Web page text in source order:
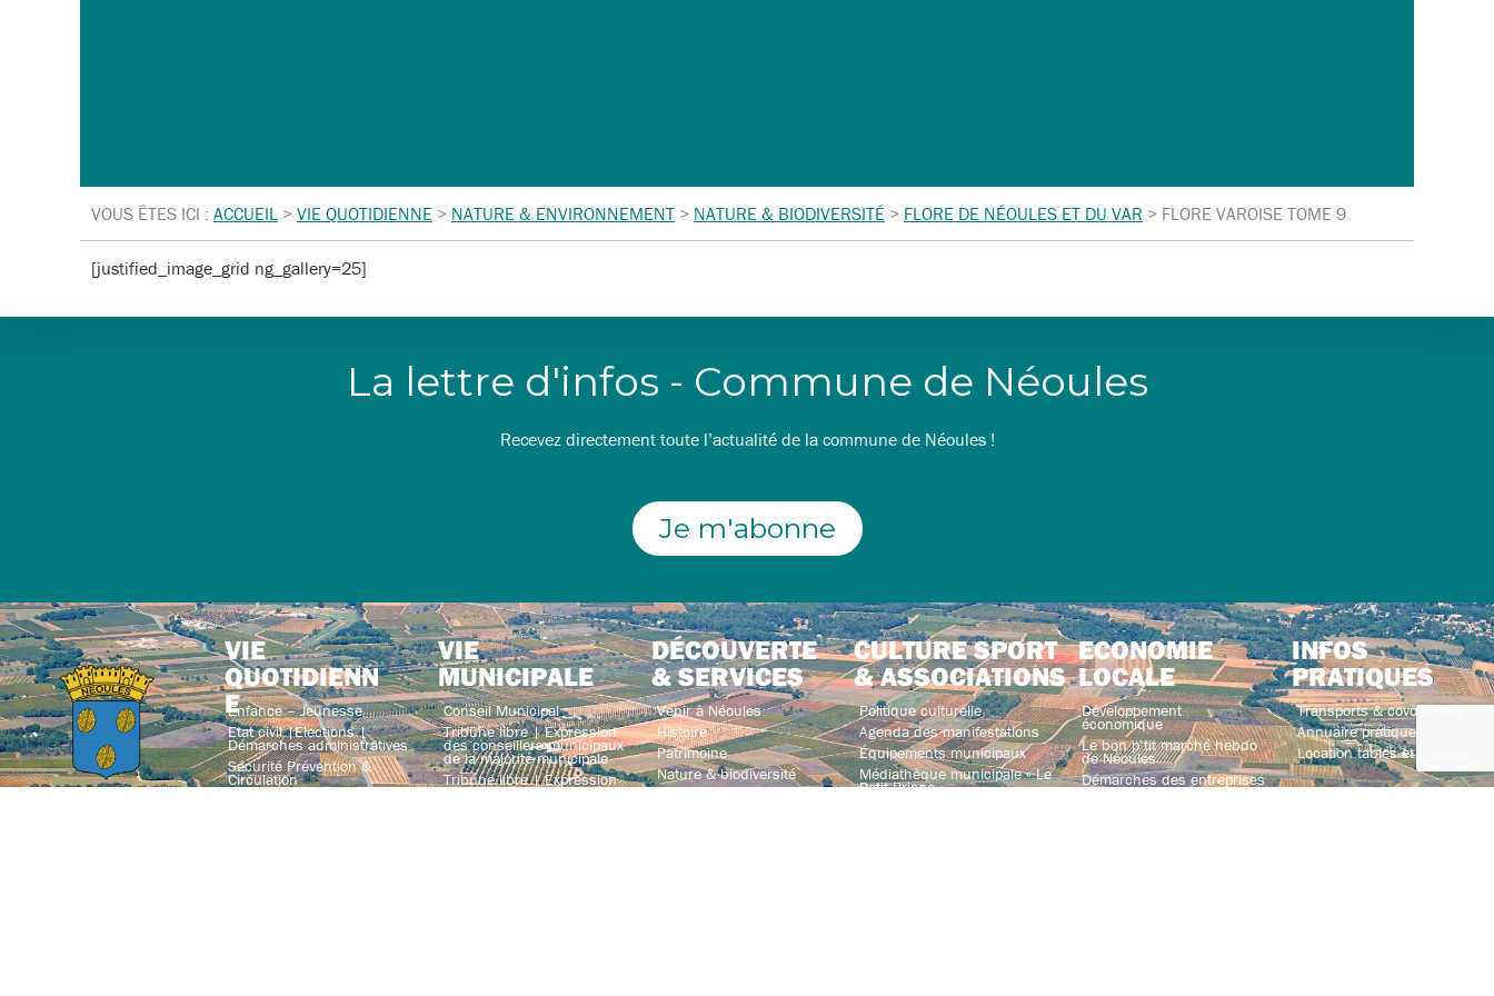
VOUS ÊTES ICI : ACCUEIL > VIE QUOTIDIENNE > NATURE & ENVIRONNEMENT > NATURE & BIODIVERSITÉ > FLORE DE NÉOULES ET DU VAR > FLORE VAROISE TOME 9
[justified_image_grid ng_gallery=25]
La lettre d'infos - Commune de Néoules
Recevez directement toute l’actualité de la commune de Néoules !
Je m'abonne
VIE
QUOTIDIENN
E
Enfance – Jeunesse
Etat civil |Elections |
Démarches administratives
Sécurité Prévention &
Circulation
VIE
MUNICIPALE
Conseil Municipal
Tribune libre | Expression
des conseillers municipaux
de la majorité municipale
Tribune libre | Expression
du conseiller municipal
DÉCOUVERTE
& SERVICES
Venir à Néoules
Histoire
Patrimoine
Nature & biodiversité
CULTURE SPORT
& ASSOCIATIONS
Politique culturelle
Agenda des manifestations
Équipements municipaux
Médiathèque municipale « Le
Petit Prince »
ECONOMIE
LOCALE
Développement
économique
Le bon p’tit marché hebdo
de Néoules
Démarches des entreprises
INFOS
PRATIQUES
Transports & covoiturage
Annuaire pratique
Location tables et chaises